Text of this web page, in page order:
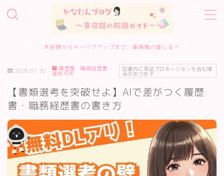
未経験からキャリアアップまで、事務職の道しるべ
ホーム
事務職転職サービス診断
転職エージェント10選
転職準備・進め方
2026.07.30 履歴書・職務経歴書・
面接対策
記事内に商品プロモーションを含む場
合があります
【書類選考を突破せよ】AIで差がつく履歴
書・職務経歴書の書き方